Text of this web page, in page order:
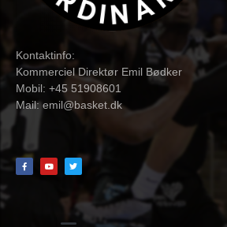
Kontaktinfo:
Kommerciel Direktør Emil Bødker
Mobil: +45 51908601
Mail:emil@basket.dk